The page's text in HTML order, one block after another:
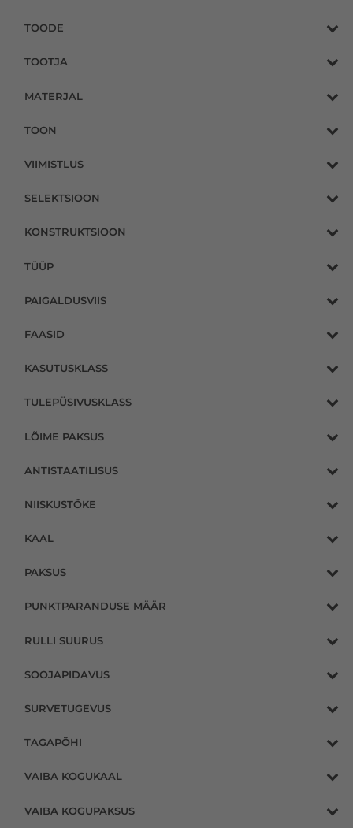
TOODE
TOOTJA
MATERJAL
TOON
VIIMISTLUS
SELEKTSIOON
KONSTRUKTSIOON
TÜÜP
PAIGALDUSVIIS
FAASID
KASUTUSKLASS
TULEPÜSIVUSKLASS
LÕIME PAKSUS
ANTISTAATILISUS
NIISKUSTÕKE
KAAL
PAKSUS
PUNKTPARANDUSE MÄÄR
RULLI SUURUS
SOOJAPIDAVUS
SURVETUGEVUS
TAGAPÕHI
VAIBA KOGUKAAL
VAIBA KOGUPAKSUS